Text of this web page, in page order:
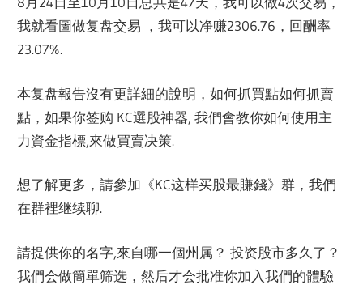
我就看圖做复盘交易 ，我可以净赚2306.76，回酬率
23.07%.
本复盘報告沒有更詳細的說明，如何抓買點如何抓賣
點，如果你签购 KC選股神器, 我們會教你如何使用主
力資金指標,來做買賣决策.
想了解更多，請參加《KC这样买股最賺錢》群，我們
在群裡继续聊.
請提供你的名字,來自哪一個州属？ 投资股市多久了？
我們会做簡單筛选，然后才会批准你加入我們的體驗